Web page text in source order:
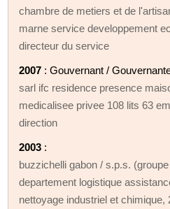
chambre de metiers et de
marne service developpement
directeur du service
2007 : Gouvernant /
sarl ifc residence presence
medicalisee privee 108 lits 63
direction
2003 :
buzzichelli gabon / s.p.s.
departement logistique
nettoyage industriel et chimique,